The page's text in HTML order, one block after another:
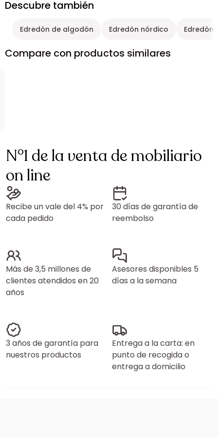
Descubre también
Edredón de algodón Edredón nórdico Edredón
Compare con productos similares
N°1 de la venta de mobiliario
on line
Recibe un vale del 4% por
cada pedido
30 días de garantía de
reembolso
Más de 3,5 millones de
clientes atendidos en 20
años
Asesores disponibles 5
días a la semana
3 años de garantía para
nuestros productos
Entrega a la carta: en
punto de recogida o
entrega a domicilio